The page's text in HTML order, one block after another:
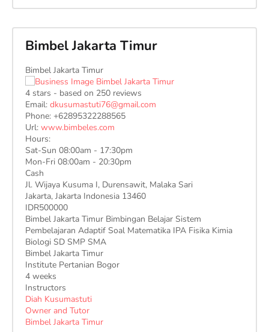
Bimbel Jakarta Timur
Bimbel Jakarta Timur
4stars - based on 250reviews
Email: dkusumastuti76@gmail.com
Phone: +62895322288565
Url: www.bimbeles.com
Hours:
Sat-Sun 08:00am - 17:30pm
Mon-Fri 08:00am - 20:30pm
Cash
Jl. Wijaya Kusuma I, Durensawit, Malaka Sari
Jakarta, Jakarta Indonesia 13460
IDR500000
Bimbel Jakarta Timur Bimbingan Belajar Sistem
Pembelajaran Adaptif Soal Matematika IPA Fisika Kimia
Biologi SD SMP SMA
Bimbel Jakarta Timur
Institute Pertanian Bogor
4 weeks
Instructors
Diah Kusumastuti
Owner and Tutor
Bimbel Jakarta Timur